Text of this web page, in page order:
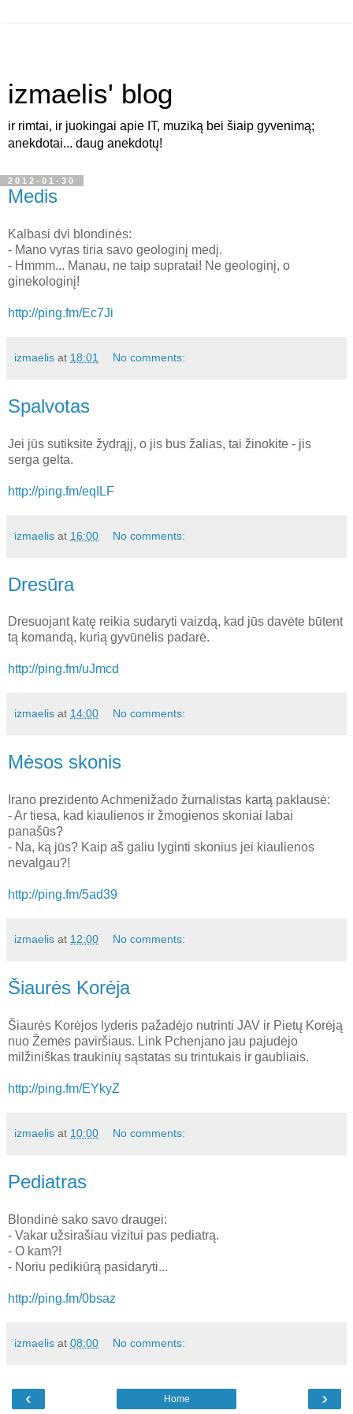
izmaelis' blog
ir rimtai, ir juokingai apie IT, muziką bei šiaip gyvenimą;
anekdotai... daug anekdotų!
2012-01-30
Medis
Kalbasi dvi blondinės:
- Mano vyras tiria savo geologinį medį.
- Hmmm... Manau, ne taip supratai! Ne geologinį, o
ginekologinį!
http://ping.fm/Ec7Ji
izmaelis at 18:01 No comments:
Spalvotas
Jei jūs sutiksite žydrąjį, o jis bus žalias, tai žinokite - jis
serga gelta.
http://ping.fm/eqILF
izmaelis at 16:00 No comments:
Dresūra
Dresuojant katę reikia sudaryti vaizdą, kad jūs davėte būtent
tą komandą, kurią gyvūnėlis padarė.
http://ping.fm/uJmcd
izmaelis at 14:00 No comments:
Mėsos skonis
Irano prezidento Achmenižado žurnalistas kartą paklausė:
- Ar tiesa, kad kiaulienos ir žmogienos skoniai labai
panašūs?
- Na, ką jūs? Kaip aš galiu lyginti skonius jei kiaulienos
nevalgau?!
http://ping.fm/5ad39
izmaelis at 12:00 No comments:
Šiaurės Korėja
Šiaurės Korėjos lyderis pažadėjo nutrinti JAV ir Pietų Korėją
nuo Žemės paviršiaus. Link Pchenjano jau pajudėjo
milžiniškas traukinių sąstatas su trintukais ir gaubliais.
http://ping.fm/EYkyZ
izmaelis at 10:00 No comments:
Pediatras
Blondinė sako savo draugei:
- Vakar užsirašiau vizitui pas pediatrą.
- O kam?!
- Noriu pedikiūrą pasidaryti...
http://ping.fm/0bsaz
izmaelis at 08:00 No comments:
‹ ›
Home